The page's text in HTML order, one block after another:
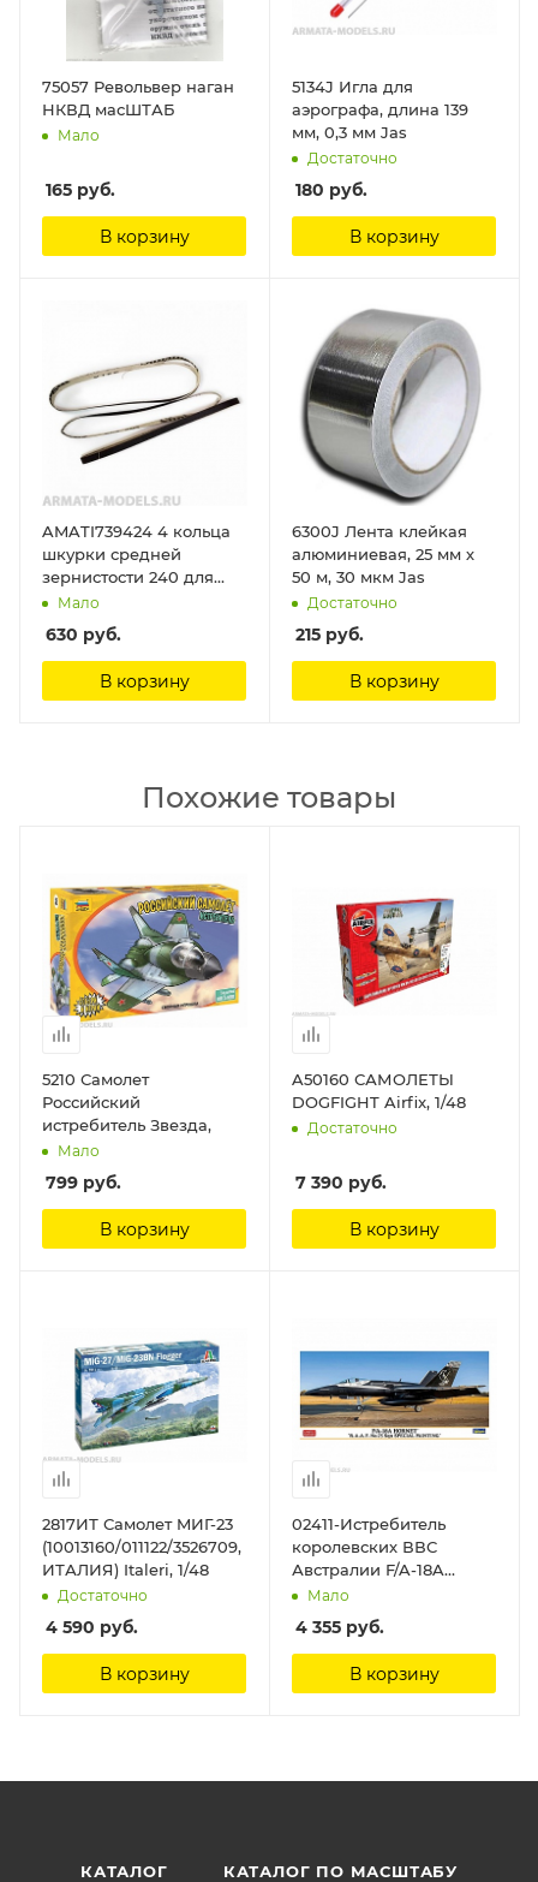
75057 Револьвер наган
НКВД масШТАБ
Мало
165 руб.
В корзину
5134J Игла для
аэрографа, длина 139
мм, 0,3 мм Jas
Достаточно
180 руб.
В корзину
AMATI739424 4 кольца
шкурки средней
зернистости 240 для
фигурного шкурника
Мало
630 руб.
В корзину
6300J Лента клейкая
алюминиевая, 25 мм х
50 м, 30 мкм Jas
Достаточно
215 руб.
В корзину
Похожие товары
5210 Самолет
Российский
истребитель Звезда,
Мало
799 руб.
В корзину
A50160 САМОЛЕТЫ
DOGFIGHT Airfix, 1/48
Достаточно
7 390 руб.
В корзину
2817ИТ Самолет MИГ-23
(10013160/011122/3526709,
ИТАЛИЯ) Italeri, 1/48
Достаточно
4 590 руб.
В корзину
02411-Истребитель
королевских ВВС
Австралии F/A-18A
quot;RAAF No.75 Sqn
Special Paintingquot;
Hasegawa, 1/72
Мало
4 355 руб.
В корзину
КАТАЛОГ КАТАЛОГ ПО МАСШТАБУ